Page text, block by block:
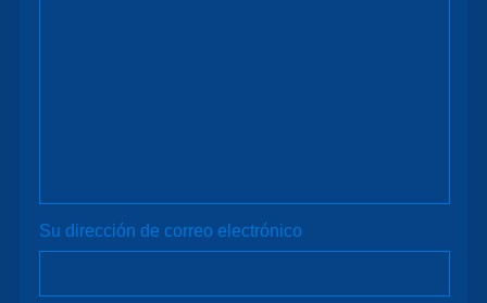
Su dirección de correo electrónico